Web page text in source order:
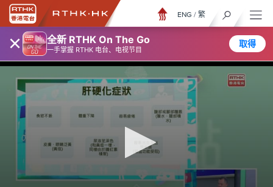
× 全新 RTHK On The Go
一手掌握 RTHK 电台、电视节目
取得
ENG / 繁